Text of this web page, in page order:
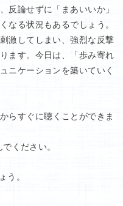
反論せずに「まあいいか」
なる状況もあるでしょう。
激してしまい、強烈な反撃
ます。今日は、「歩み寄れ
ニケーションを築いていく
からすぐに聴くことができま
ください。
う。